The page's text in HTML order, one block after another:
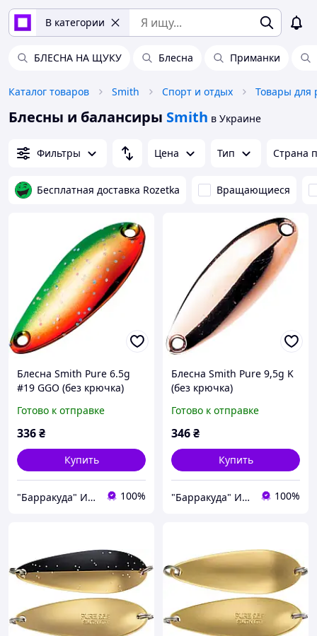
В категории
БЛЕСНА НА ЩУКУ Блесна Приманки
Каталог товаров Smith Спорт и отдых Товары для
Блесны и балансиры Smith в Украине
Фильтры Цена Тип Страна
Бесплатная доставка Rozetka Вращающиеся
Блесна Smith Pure 6.5g
#19 GGO (без крючка)
Готово к отправке
336₴
Купить
"Барракуда" Интернет-магазин 100%
Блесна Smith Pure 9,5g K
(без крючка)
Готово к отправке
346₴
Купить
"Барракуда" Интернет-магазин 100%